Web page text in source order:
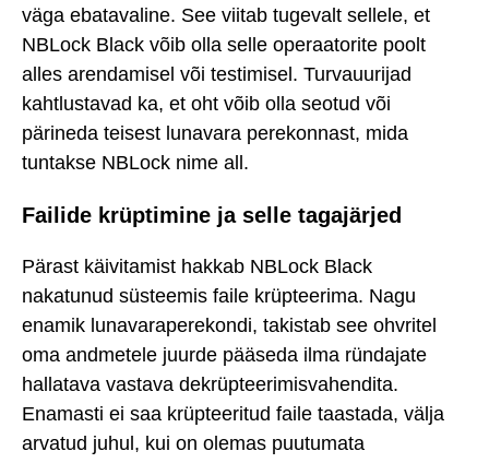
väga ebatavaline. See viitab tugevalt sellele, et
NBLock Black võib olla selle operaatorite poolt
alles arendamisel või testimisel. Turvauurijad
kahtlustavad ka, et oht võib olla seotud või
pärineda teisest lunavara perekonnast, mida
tuntakse NBLock nime all.
Failide krüptimine ja selle tagajärjed
Pärast käivitamist hakkab NBLock Black
nakatunud süsteemis faile krüpteerima. Nagu
enamik lunavaraperekondi, takistab see ohvritel
oma andmetele juurde pääseda ilma ründajate
hallatava vastava dekrüpteerimisvahendita.
Enamasti ei saa krüpteeritud faile taastada, välja
arvatud juhul, kui on olemas puutumata